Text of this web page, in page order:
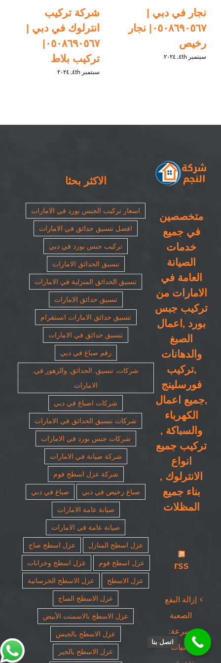
نجار في دبي |
٠٥٠٨٦٩٠٥٦٧| نجار
رخيص
سبتمبر ٤th, ٢٠٢٤
شركة تركيب
انترلوك في دبي |
٠٥٠٨٦٩٠٥٦٧|
تركيب بلاط
سبتمبر ٤th, ٢٠٢٤
متخصصين
في جميع
خدمات
الصيانة
العامة في
الامارات من
تركيب جبس
بورد ,اعمال
الصبغ
والدهانات
,تركيب
فورسلينج
,جميع اعمال
الكهرباء
والسباكة ,
تركيب جميع
انواع
الانترلوك ,
بناء جميع
المظلات
rss
إزالة البقع
الصعبة
بسرعة:
تقنيات
الاكثر بحثا
اسعار تركيب الجبس بورد في الامارات
افضل تنسيق حدائق في الامارات
تركيب جبس بورد في دبي
تنسيق الحدائق الامارات
تنسيق الحدائق المنزلية في الامارات
تنسيق حدائق الامارات
تنسيق حدائق الامارات انستقرام
تنسيق حدائق في الامارات
رقم صباغ في دبي
شركات. تنسيق. الحدائق. والزهور في.
الامارات
شركات اصباغ في دبي
شركات تنسيق الحدائق في الامارات
شركات جبس بورد في الامارات
شركة صيانة في الامارات
شركة عزل اسطح فوم
صباغ رخيص في دبي
صباغ في دبي
صيانة عامة الامارات
صيانة عامة في الامارات
عزل اسطح المنازل
عزل اسطح صاج
عزل اسطح فوم
عزل اسطح وخزانات
عزل الاسطح
عزل الاسطح الخرسانية
عزل الاسطح الصاج
عزل الاسطح بالاسمنت الأبيض
عزل الاسطح بالجبس
عزل الاسطح بالجير
اتصل بنا